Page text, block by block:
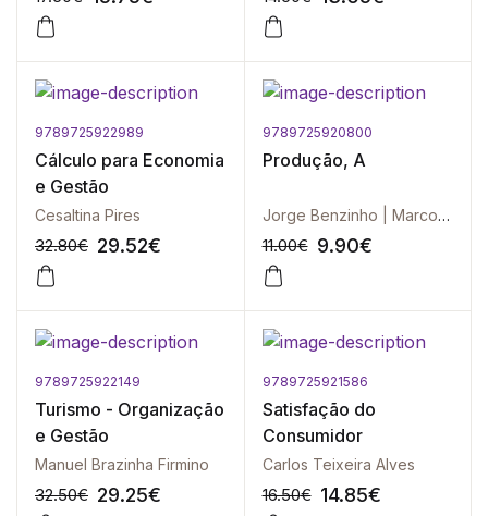
9789725922989
Cálculo para Economia
e Gestão
Cesaltina Pires
32.80€ 29.52€
9789725920800
Produção, A
Jorge Benzinho | Marcos Rodrigues
11.00€ 9.90€
9789725922149
Turismo - Organização
e Gestão
Manuel Brazinha Firmino
32.50€ 29.25€
9789725921586
Satisfação do
Consumidor
Carlos Teixeira Alves
16.50€ 14.85€